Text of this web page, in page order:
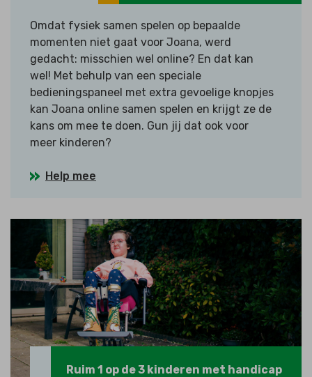
Omdat fysiek samen spelen op bepaalde
momenten niet gaat voor Joana, werd
gedacht: misschien wel online? En dat kan
wel! Met behulp van een speciale
bedieningspaneel met extra gevoelige knopjes
kan Joana online samen spelen en krijgt ze de
kans om mee te doen. Gun jij dat ook voor
meer kinderen?
Help mee
Ruim 1 op de 3 kinderen met handicap